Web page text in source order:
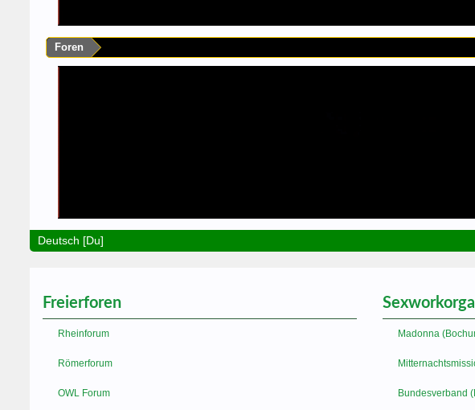
Foren
Deutsch [Du]
Freierforen
Rheinforum
Römerforum
OWL Forum
Madonna
Bundesverband